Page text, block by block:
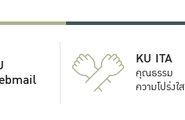
KU ITA
คุณธรรม
ความโปร่งใส